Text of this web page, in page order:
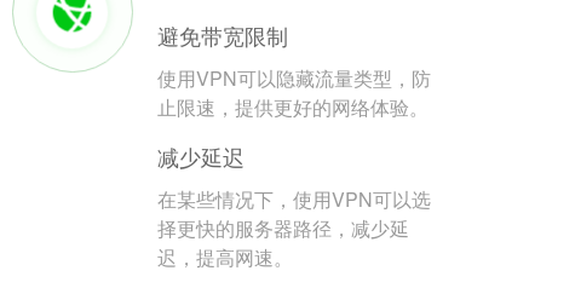
避免带宽限制
使用VPN可以隐藏流量类型，防
止限速，提供更好的网络体验。
减少延迟
在某些情况下，使用VPN可以选
择更快的服务器路径，减少延
迟，提高网速。